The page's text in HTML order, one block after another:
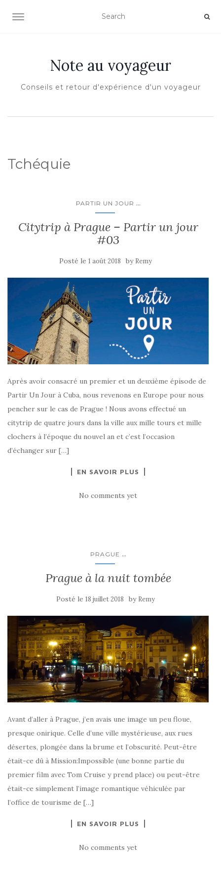
OUVRIR/FERMER LA NAVIGATION
Note au voyageur
Conseils et retour d'expérience d'un voyageur
Tchéquie
PARTIR UN JOUR ...
Citytrip à Prague – Partir un jour
#03
Posté le 1 août 2018 by Remy
Après avoir consacré un premier et un deuxième épisode de
Partir Un Jour à Cuba, nous revenons en Europe pour nous
pencher sur le cas de Prague ! Nous avons effectué un
citytrip de quatre jours dans la ville aux mille tours et mille
clochers à l’époque du nouvel an et c’est l’occasion
d’échanger sur […]
EN SAVOIR PLUS
No comments yet
PRAGUE ...
Prague à la nuit tombée
Posté le 18 juillet 2018 by Remy
Avant d’aller à Prague, j’en avais une image un peu floue,
presque onirique. Celle d’une ville mystérieuse, aux rues
désertes, plongée dans la brume et l’obscurité. Peut-être
était-ce dû à Mission:Impossible (une bonne partie du
premier film avec Tom Cruise y prend place) ou peut-être
était-ce simplement l’image romantique véhiculée par
l’office de tourisme de […]
EN SAVOIR PLUS
No comments yet